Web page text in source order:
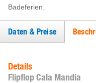
Badeferien.
Daten & Preise
Details
Flipflop Cala Mandia